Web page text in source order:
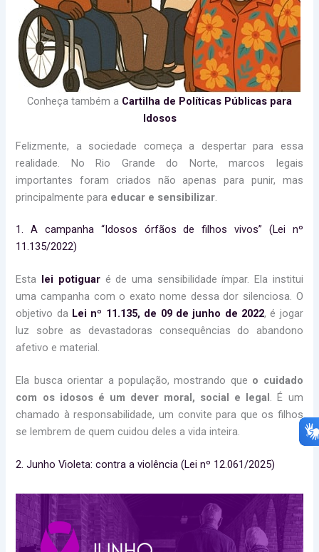
Conheça também a Cartilha de Políticas Públicas para
Idosos
Felizmente, a sociedade começa a despertar para essa
realidade. No Rio Grande do Norte, marcos legais
importantes foram criados não apenas para punir, mas
principalmente para educar e sensibilizar
1. A campanha “Idosos órfãos de filhos vivos” (Lei nº
11.135/2022)
Esta lei potiguar é de uma sensibilidade ímpar. Ela institui
uma campanha com o exato nome dessa dor silenciosa. O
objetivo da Lei nº 11.135, de 09 de junho de 2022, é jogar
luz sobre as devastadoras consequências do abandono
afetivo e material.
Ela busca orientar a população, mostrando que o cuidado
com os idosos é um dever moral, social e legal. É um
chamado à responsabilidade, um convite para que os filhos
se lembrem de quem cuidou deles a vida inteira.
2. Junho Violeta: contra a violência (Lei nº 12.061/2025)